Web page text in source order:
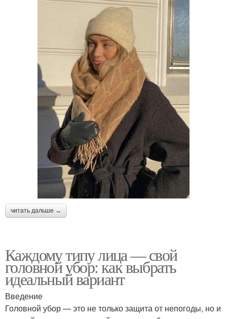
читать дальше →
Каждому типу лица — свой
головной убор: как выбрать
идеальный вариант
Введение
Головной убор — это не только защита от непогоды, но и